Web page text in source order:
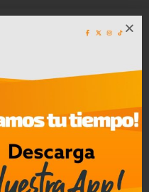
Pública de
– COAC